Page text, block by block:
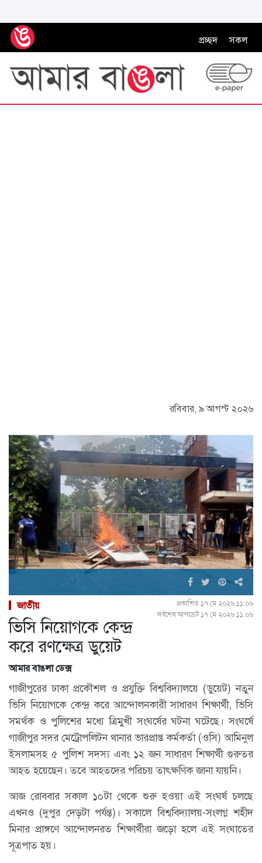
প্রচ্ছদ সকল
রবিবার, ৯ আগস্ট ২০২৬
জাতীয়
প্রকাশিত ১৭ মে ২০২৬ ১১:০৬
সর্বশেষ আপডেট ১৭ মে ২০২৬ ১১:০৬
ভিসি নিয়োগকে কেন্দ্র
করে রণক্ষেত্র ডুয়েট
আমার বাঙলা ডেক্স
গাজীপুরের ঢাকা প্রকৌশল ও প্রযুক্তি বিশ্ববিদ্যালয়ে (ডুয়েট) নতুন
ভিসি নিয়োগকে কেন্দ্র করে আন্দোলনকারী সাধারণ শিক্ষার্থী, ভিসি
সমর্থক ও পুলিশের মধ্যে ত্রিমুখী সংঘর্ষের ঘটনা ঘটেছে। সংঘর্ষে
গাজীপুর সদর মেট্রোপলিটন থানার ভারপ্রাপ্ত কর্মকর্তা (ওসি) আমিনুল
ইসলামসহ ৫ পুলিশ সদস্য এবং ১২ জন সাধারণ শিক্ষার্থী গুরুতর
আহত হয়েছেন। তবে আহতদের পরিচয় তাৎক্ষণিক জানা যায়নি।
আজ রোববার সকাল ১০টা থেকে শুরু হওয়া এই সংঘর্ষ চলছে
এখনও (দুপুর দেড়টা পর্যন্ত)। সকালে বিশ্ববিদ্যালয়-সংলগ্ন শহীদ
মিনার প্রাঙ্গণে আন্দোলনরত শিক্ষার্থীরা জড়ো হলে এই সংঘাতের
সূত্রপাত হয়।